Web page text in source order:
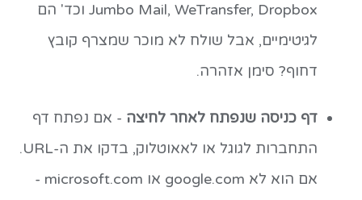
Jumbo Mail, WeTransfer, Dropbox וכד' הם
לגיטימיים, אבל שולח לא מוכר שמצרף קובץ
דחוף? סימן אזהרה.
דף כניסה שנפתח לאחר לחיצה - אם נפתח דף
התחברות לגוגל או לאאוטלוק, בדקו את ה-URL.
אם הוא לא google.com או microsoft.com -